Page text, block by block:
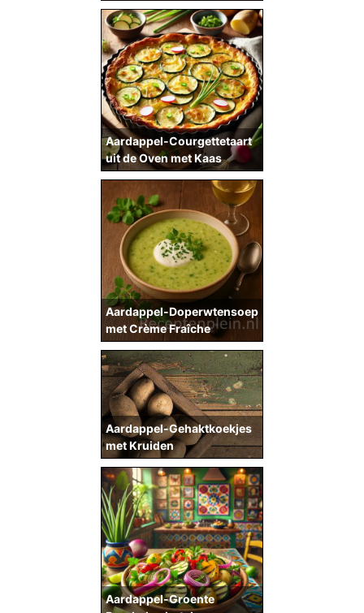
Aardappel-Courgettetaart
uit de Oven met Kaas
Aardappel-Doperwtensoep
met Crème Fraîche
Aardappel-Gehaktkoekjes
met Kruiden
Aardappel-Groente